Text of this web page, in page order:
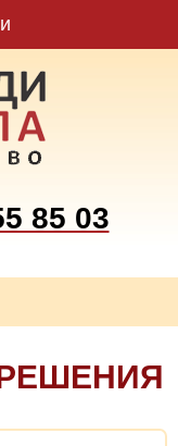
85 03